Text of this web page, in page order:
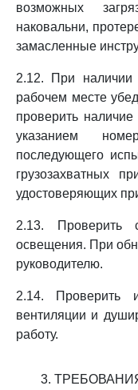
возможных
наковальни,
замасленные
2.12. При наличии
рабочем месте
проверить
указанием
последующего
грузозахватных
удостоверяющих
2.13. Проверить
освещения. При
руководителю.
2.14. Проверить
вентиляции и
работу.
3.